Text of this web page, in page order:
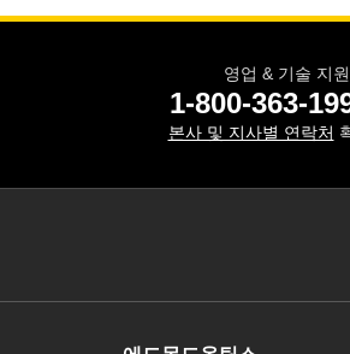
영업 & 기술 지원
1-800-363-
본사 및 지사별 연락처